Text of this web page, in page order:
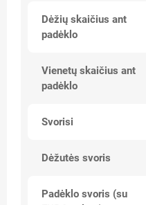
Dėžių skaičius ant
padėklo
Vienetų skaičius ant
padėklo
Svorisi
Dėžutės svoris
Padėklo svoris (su